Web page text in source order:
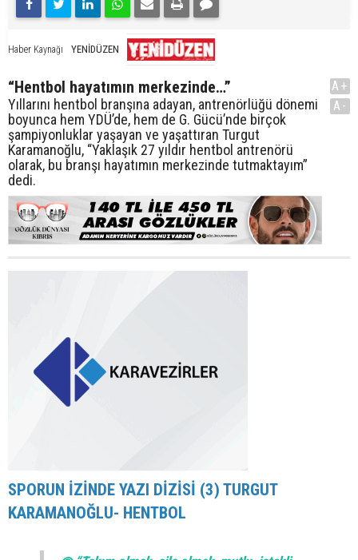
Haber Kaynağı YENİDÜZEN
“Hentbol hayatımın merkezinde…”
Yıllarını hentbol branşına adayan, antrenörlüğü dönemi
boyunca hem YDÜ’de, hem de G. Gücü’nde birçok
şampiyonluklar yaşayan ve yaşattıran Turgut
Karamanoğlu, “Yaklaşık 27 yıldır hentbol antrenörü
olarak, bu branşı hayatımın merkezinde tutmaktayım”
dedi.
A+
A-
SPORUN İZİNDE YAZI DİZİSİ (3) TURGUT
KARAMANOĞLU- HENTBOL